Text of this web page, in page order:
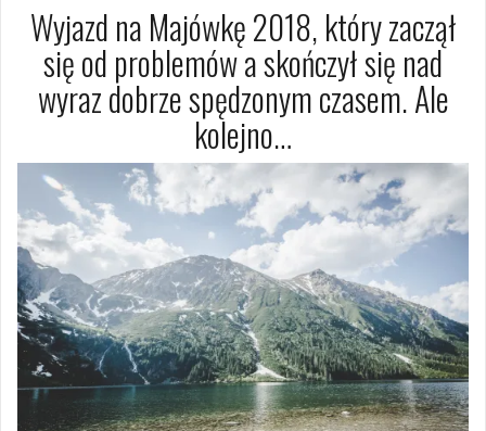
Wyjazd na Majówkę 2018, który zaczął
się od problemów a skończył się nad
wyraz dobrze spędzonym czasem. Ale
kolejno…